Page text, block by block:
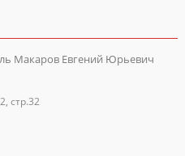
Макаров Евгений Юрьевич
стр.32